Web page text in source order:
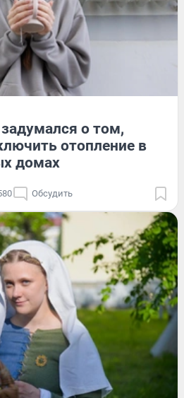
о том,
отопление в
домах
Обсудить